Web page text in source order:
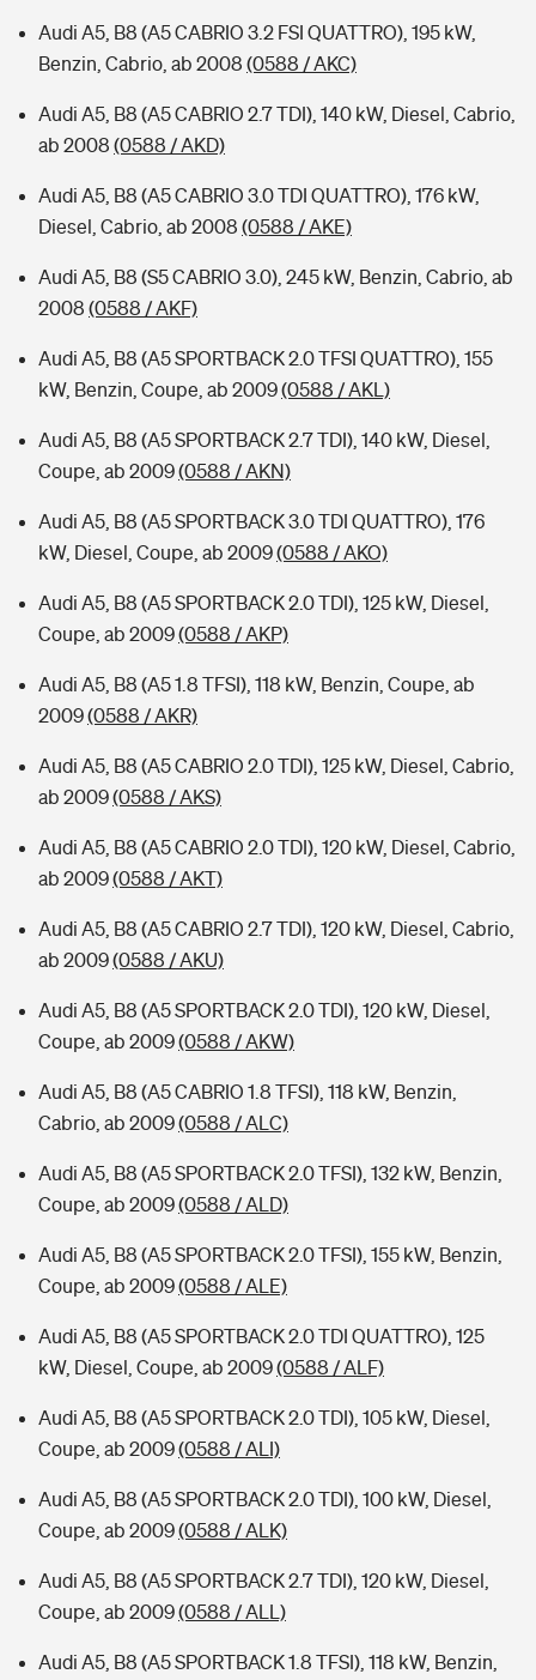
Audi A5, B8 (A5 CABRIO 3.2 FSI QUATTRO), 195 kW,
Benzin, Cabrio, ab 2008 (0588 / AKC)
Audi A5, B8 (A5 CABRIO 2.7 TDI), 140 kW, Diesel, Cabrio,
ab 2008 (0588 / AKD)
Audi A5, B8 (A5 CABRIO 3.0 TDI QUATTRO), 176 kW,
Diesel, Cabrio, ab 2008 (0588 / AKE)
Audi A5, B8 (S5 CABRIO 3.0), 245 kW, Benzin, Cabrio, ab
2008 (0588 / AKF)
Audi A5, B8 (A5 SPORTBACK 2.0 TFSI QUATTRO), 155
kW, Benzin, Coupe, ab 2009(0588 / AKL)
Audi A5, B8 (A5 SPORTBACK 2.7 TDI), 140 kW, Diesel,
Coupe, ab 2009(0588 / AKN)
Audi A5, B8 (A5 SPORTBACK 3.0 TDI QUATTRO), 176
kW, Diesel, Coupe, ab 2009(0588 / AKO)
Audi A5, B8 (A5 SPORTBACK 2.0 TDI), 125 kW, Diesel,
Coupe, ab 2009(0588 / AKP)
Audi A5, B8 (A5 1.8 TFSI), 118 kW, Benzin, Coupe, ab
2009(0588 / AKR)
Audi A5, B8 (A5 CABRIO 2.0 TDI), 125 kW, Diesel, Cabrio,
ab 2009(0588 / AKS)
Audi A5, B8 (A5 CABRIO 2.0 TDI), 120 kW, Diesel, Cabrio,
ab 2009(0588 / AKT)
Audi A5, B8 (A5 CABRIO 2.7 TDI), 120 kW, Diesel, Cabrio,
ab 2009(0588 / AKU)
Audi A5, B8 (A5 SPORTBACK 2.0 TDI), 120 kW, Diesel,
Coupe, ab 2009(0588 / AKW)
Audi A5, B8 (A5 CABRIO 1.8 TFSI), 118 kW, Benzin,
Cabrio, ab 2009(0588 / ALC)
Audi A5, B8 (A5 SPORTBACK 2.0 TFSI), 132 kW, Benzin,
Coupe, ab 2009(0588 / ALD)
Audi A5, B8 (A5 SPORTBACK 2.0 TFSI), 155 kW, Benzin,
Coupe, ab 2009(0588 / ALE)
Audi A5, B8 (A5 SPORTBACK 2.0 TDI QUATTRO), 125
kW, Diesel, Coupe, ab 2009(0588 / ALF)
Audi A5, B8 (A5 SPORTBACK 2.0 TDI), 105 kW, Diesel,
Coupe, ab 2009(0588 / ALI)
Audi A5, B8 (A5 SPORTBACK 2.0 TDI), 100 kW, Diesel,
Coupe, ab 2009(0588 / ALK)
Audi A5, B8 (A5 SPORTBACK 2.7 TDI), 120 kW, Diesel,
Coupe, ab 2009(0588 / ALL)
Audi A5, B8 (A5 SPORTBACK 1.8 TFSI), 118 kW, Benzin,